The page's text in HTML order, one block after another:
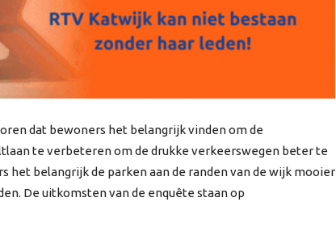
dat bewoners het belangrijk vinden om de
te verbeteren om de drukke verkeerswegen beter te
het belangrijk de parken aan de randen van de wijk mooier
De uitkomsten van de enquête staan op